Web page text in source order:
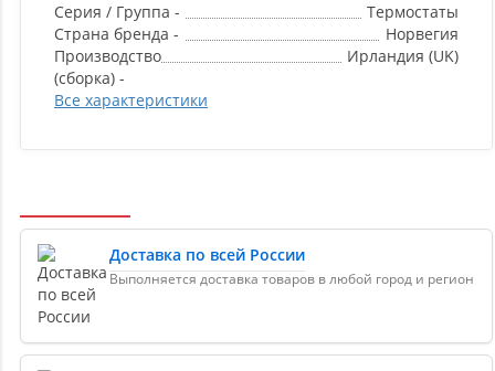
Серия / Группа -
Термостаты
Страна бренда -
Норвегия
Производство
(сборка) -
Ирландия (UK)
Все характеристики
Доставка по всей России
Выполняется доставка товаров в любой город и регион